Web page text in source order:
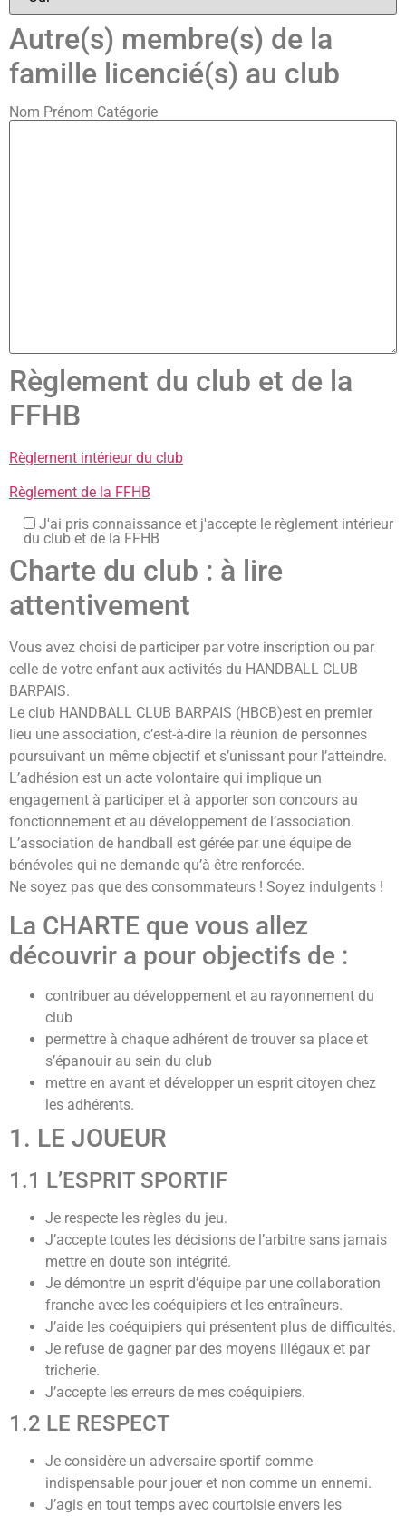
Autre(s) membre(s) de la
famille licencié(s) au club
Nom Prénom Catégorie
Règlement du club et de la
FFHB
Règlement intérieur du club
Règlement de la FFHB
J'ai pris connaissance et j'accepte le règlement intérieur
du club et de la FFHB
Charte du club : à lire
attentivement
Vous avez choisi de participer par votre inscription ou par
celle de votre enfant aux activités du HANDBALL CLUB
BARPAIS.
Le club HANDBALL CLUB BARPAIS (HBCB)est en premier
lieu une association, c’est-à-dire la réunion de personnes
poursuivant un même objectif et s’unissant pour l’atteindre.
L’adhésion est un acte volontaire qui implique un
engagement à participer et à apporter son concours au
fonctionnement et au développement de l’association.
L’association de handball est gérée par une équipe de
bénévoles qui ne demande qu’à être renforcée.
Ne soyez pas que des consommateurs ! Soyez indulgents !
La CHARTE que vous allez
découvrir a pour objectifs de :
contribuer au développement et au rayonnement du
club
permettre à chaque adhérent de trouver sa place et
s’épanouir au sein du club
mettre en avant et développer un esprit citoyen chez
les adhérents.
1. LE JOUEUR
1.1 L’ESPRIT SPORTIF
Je respecte les règles du jeu.
J’accepte toutes les décisions de l’arbitre sans jamais
mettre en doute son intégrité.
Je démontre un esprit d’équipe par une collaboration
franche avec les coéquipiers et les entraîneurs.
J’aide les coéquipiers qui présentent plus de difficultés.
Je refuse de gagner par des moyens illégaux et par
tricherie.
J’accepte les erreurs de mes coéquipiers.
1.2 LE RESPECT
Je considère un adversaire sportif comme
indispensable pour jouer et non comme un ennemi.
J’agis en tout temps avec courtoisie envers les